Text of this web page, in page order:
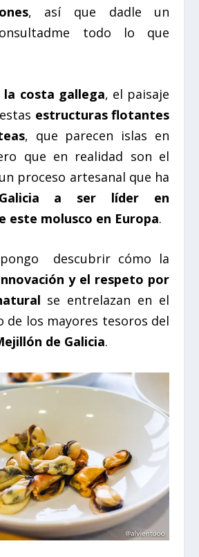
, así que dadle un
todo lo que
costa gallega, el paisaje
estructuras flotantes
, que parecen islas en
que en realidad son el
proceso artesanal que ha
Galicia a ser líder en
este molusco en Europa.
descubrir cómo la
y el respeto por
se entrelazan en el
de los mayores tesoros del
de Galicia.